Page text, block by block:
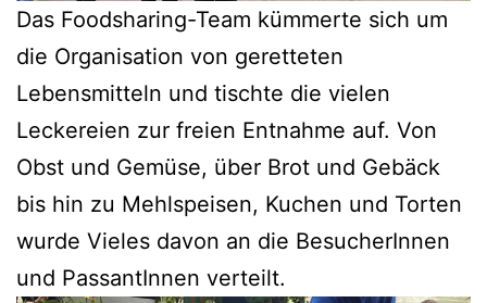
Das Foodsharing-Team kümmerte sich um
die Organisation von geretteten
Lebensmitteln und tischte die vielen
Leckereien zur freien Entnahme auf. Von
Obst und Gemüse, über Brot und Gebäck
bis hin zu Mehlspeisen, Kuchen und Torten
wurde Vieles davon an die BesucherInnen
und PassantInnen verteilt.